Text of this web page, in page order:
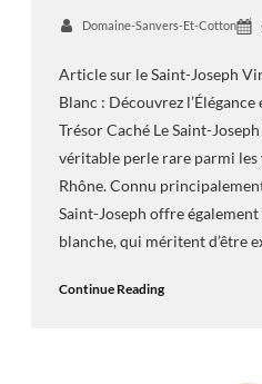
Domaine-Sanvers-Et-Cotton
Article sur le Saint-Joseph
Blanc : Découvrez
Trésor Caché Le Saint-
véritable perle rare parmi les
Rhône. Connu
Saint-Joseph offre
blanche, qui méritent d’être
Continue Reading